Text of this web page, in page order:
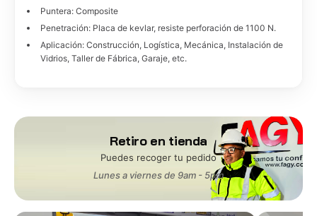
Puntera: Composite
Penetración: Placa de kevlar, resiste perforación de 1100 N.
Aplicación: Construcción, Logística, Mecánica, Instalación de
Vidrios, Taller de Fábrica, Garaje, etc.
Retiro en tienda
Puedes recoger tu pedido
Lunes a viernes de 9am - 5pm